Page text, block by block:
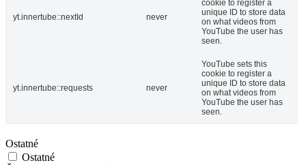
yt.innertube::nextId never
cookie to register a
unique ID to store data
on what videos from
YouTube the user has
seen.
yt.innertube::requests never
YouTube sets this
cookie to register a
unique ID to store data
on what videos from
YouTube the user has
seen.
Ostatné
Ostatné